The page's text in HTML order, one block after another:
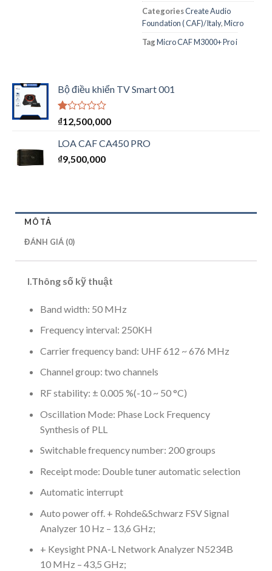
CategoriesCreate Audio
Foundation ( CAF)/Italy,Micro
TagMicro CAF M3000+ Pro i
Bộ điều khiển TV Smart 001
Được
hạng
1.00
5
₫12,500,000
LOA CAF CA450 PRO
₫9,500,000
MÔ TẢ
ĐÁNH GIÁ (0)
I.Thông số kỹ thuật
Band width: 50 MHz
Frequency interval: 250KH
Carrier frequency band: UHF 612 ~ 676 MHz
Channel group: two channels
RF stability: ± 0.005 %(-10 ~ 50 °C)
Oscillation Mode: Phase Lock Frequency
Synthesis of PLL
Switchable frequency number: 200 groups
Receipt mode: Double tuner automatic selection
Automatic interrupt
Auto power off. + Rohde&Schwarz FSV Signal
Analyzer 10 Hz – 13,6 GHz;
+ Keysight PNA-L Network Analyzer N5234B
10 MHz – 43,5 GHz;